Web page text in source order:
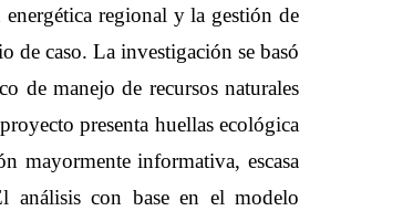
regional y la gestión de
de caso. La investigación se basó
de manejo de recursos naturales
presenta huellas ecológica
mayormente informativa, escasa
análisis con base en el modelo